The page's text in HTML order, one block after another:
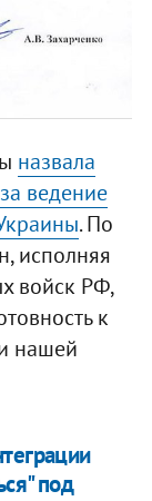
назвала
ведение
. По
исполняя
войск РФ,
к
нашей
под